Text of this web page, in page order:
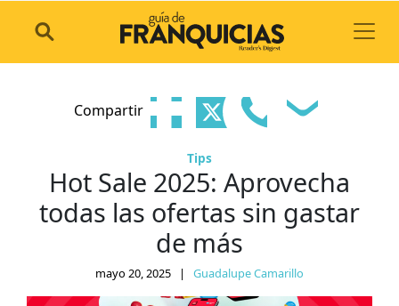
Compartir
Tips
Hot Sale 2025: Aprovecha
todas las ofertas sin gastar
de más
mayo 20, 2025 | Guadalupe Camarillo